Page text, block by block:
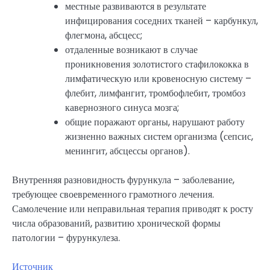
местные развиваются в результате
инфицирования соседних тканей – карбункул,
флегмона, абсцесс;
отдаленные возникают в случае
проникновения золотистого стафилококка в
лимфатическую или кровеносную систему –
флебит, лимфангит, тромбофлебит, тромбоз
кавернозного синуса мозга;
общие поражают органы, нарушают работу
жизненно важных систем организма (сепсис,
менингит, абсцессы органов).
Внутренняя разновидность фурункула – заболевание,
требующее своевременного грамотного лечения.
Самолечение или неправильная терапия приводят к росту
числа образований, развитию хронической формы
патологии – фурункулеза.
Источник